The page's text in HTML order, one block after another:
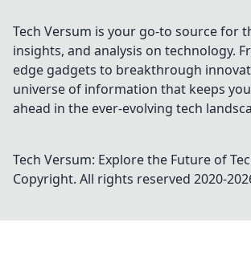
Tech Versum is your go-to source for
insights, and analysis on technology.
edge gadgets to breakthrough
universe of information that keeps
ahead in the ever-evolving tech
Tech Versum: Explore the Future of
Copyright. All rights reserved 2020-